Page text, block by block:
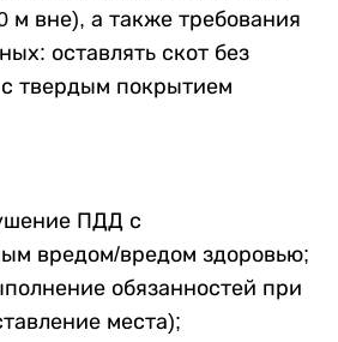
м вне), а также требования
оставлять скот без
твердым покрытием
ПДД с
вредом/вредом здоровью;
обязанностей при
места);